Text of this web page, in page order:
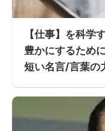
【仕事】を科学
豊かにするため
短い名言/言葉の